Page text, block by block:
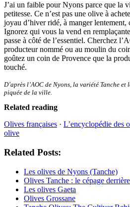
J’ai un faible pour Nyons parce que la
petitesse. Ce n’est pas une olive à
joyau d’hiver ridé, à manger
Ignorez qui vous la vend en
passe à côté de l’essentiel. Cherchez
producteur nommé ou au moulin du
goûtez un coin de Provence que la
touché.
D’après l’AOC de Nyons, la variété Tanche
piquée de la ville.
Related reading
Olives françaises · L’encyclopédie des
olive
Related Posts:
Les olives de Nyons (Tanche)
Olives Tanche : le cépage
Les olives Gaeta
Olives Grossane